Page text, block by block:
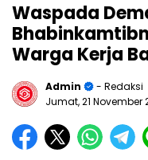
Waspada
Warga Kerja
Admin
- Redaksi
Jumat, 21 November